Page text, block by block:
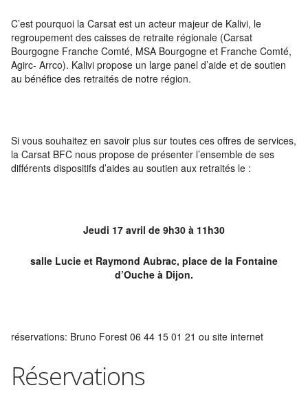
C’est pourquoi la Carsat est un acteur majeur de Kalivi, le
regroupement des caisses de retraite régionale (Carsat
Bourgogne Franche Comté, MSA Bourgogne et Franche Comté,
Agirc- Arrco). Kalivi propose un large panel d’aide et de soutien
au bénéfice des retraités de notre région.
Si vous souhaitez en savoir plus sur toutes ces offres de services,
la Carsat BFC nous propose de présenter l’ensemble de ses
différents dispositifs d’aides au soutien aux retraités le :
Jeudi 17 avril de 9h30 à 11h30
salle Lucie et Raymond Aubrac, place de la Fontaine
d’Ouche à Dijon.
réservations: Bruno Forest 06 44 15 01 21 ou site internet
Réservations